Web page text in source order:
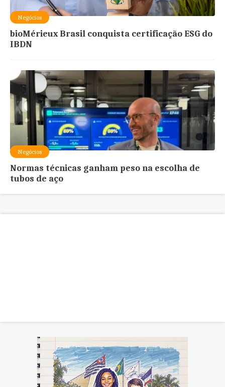
Negócios
bioMérieux Brasil conquista certificação ESG do
IBDN
Negócios
Normas técnicas ganham peso na escolha de
tubos de aço